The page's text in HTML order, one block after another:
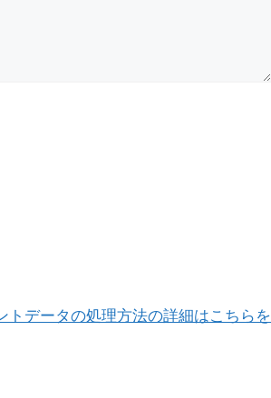
トデータの処理方法の詳細はこちらを